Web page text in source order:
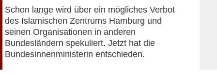
Schon lange wird über ein mögliches Verbot
des Islamischen Zentrums Hamburg und
seinen Organisationen in anderen
Bundesländern spekuliert. Jetzt hat die
Bundesinnenministerin entschieden.